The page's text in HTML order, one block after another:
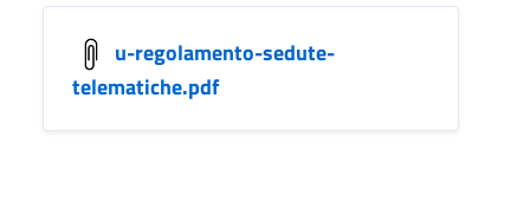
u-regolamento-sedute-
telematiche.pdf